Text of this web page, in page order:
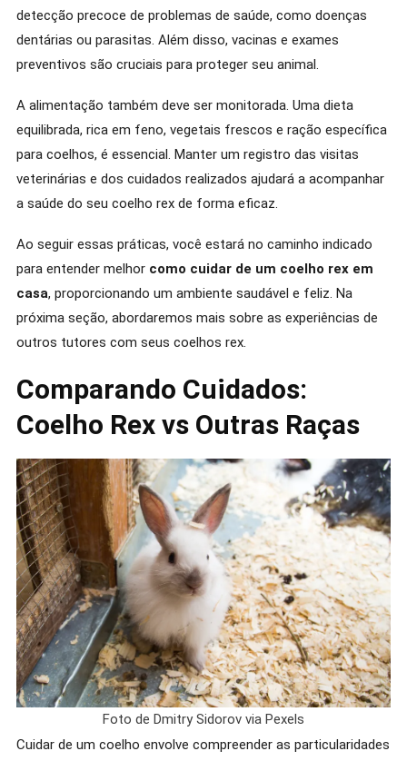
detecção precoce de problemas de saúde, como doenças
dentárias ou parasitas. Além disso, vacinas e exames
preventivos são cruciais para proteger seu animal.
A alimentação também deve ser monitorada. Uma dieta
equilibrada, rica em feno, vegetais frescos e ração específica
para coelhos, é essencial. Manter um registro das visitas
veterinárias e dos cuidados realizados ajudará a acompanhar
a saúde do seu coelho rex de forma eficaz.
Ao seguir essas práticas, você estará no caminho indicado
para entender melhor como cuidar de um coelho rex em
casa, proporcionando um ambiente saudável e feliz. Na
próxima seção, abordaremos mais sobre as experiências de
outros tutores com seus coelhos rex.
Comparando Cuidados:
Coelho Rex vs Outras Raças
Foto de Dmitry Sidorov via Pexels
Cuidar de um coelho envolve compreender as particularidades